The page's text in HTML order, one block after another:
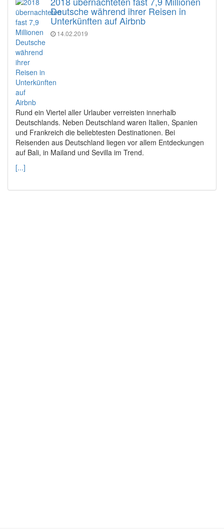
Deutsche während ihrer Reisen in
Unterkünften auf Airbnb
14.02.2019
Rund ein Viertel aller Urlauber verreisten innerhalb
Deutschlands. Neben Deutschland waren Italien, Spanien
und Frankreich die beliebtesten Destinationen. Bei
Reisenden aus Deutschland liegen vor allem Entdeckungen
auf Bali, in Mailand und Sevilla im Trend.
[...]